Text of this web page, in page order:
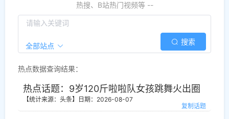
热搜、B站热门视频等 --
全部站点 搜索
热点数据查询结果：
热点话题：9岁120斤啦啦队女孩跳舞火出圈
复制话题
【统计来源：头条】 日期：2026-08-07